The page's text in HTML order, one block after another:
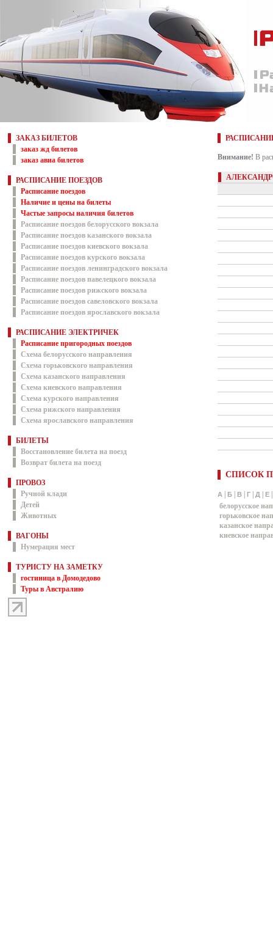
ЗАКАЗ БИЛЕТОВ
заказ жд билетов
заказ авиа билетов
РАСПИСАНИЕ ПОЕЗДОВ
Расписание поездов
Наличие и цены на билеты
Частые запросы наличия билетов
Расписание поездов белорусского вокзала
Расписание поездов казанского вокзала
Расписание поездов киевского вокзала
Расписание поездов курского вокзала
Расписание поездов ленинградского вокзала
Расписание поездов павелецкого вокзала
Расписание поездов рижского вокзала
Расписание поездов савеловского вокзала
Расписание поездов ярославского вокзала
РАСПИСАНИЕ ЭЛЕКТРИЧЕК
Расписание пригородных поездов
Схема белорусского направления
Схема горьковского направления
Схема казанского направления
Схема киевского направления
Схема курского направления
Схема рижского направления
Схема ярославского направления
БИЛЕТЫ
Восстановление билета на поезд
Возврат билета на поезд
ПРОВОЗ
Ручной клади
Детей
Животных
ВАГОНЫ
Нумерация мест
ТУРИСТУ НА ЗАМЕТКУ
гостиница в Домодедово
Туры в Австралию
Внимание! В
СПИСОК
А Б В Г Д Е
белорусское
горьковское
казанское
киевское